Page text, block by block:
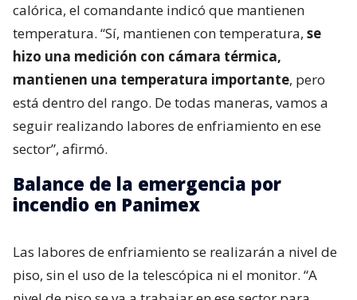
calórica, el comandante indicó que mantienen
temperatura. “Sí, mantienen con temperatura, se
hizo una medición con cámara térmica,
mantienen una temperatura importante, pero
está dentro del rango. De todas maneras, vamos a
seguir realizando labores de enfriamiento en ese
sector”, afirmó.
Balance de la emergencia por
incendio en Panimex
Las labores de enfriamiento se realizarán a nivel de
piso, sin el uso de la telescópica ni el monitor. “A